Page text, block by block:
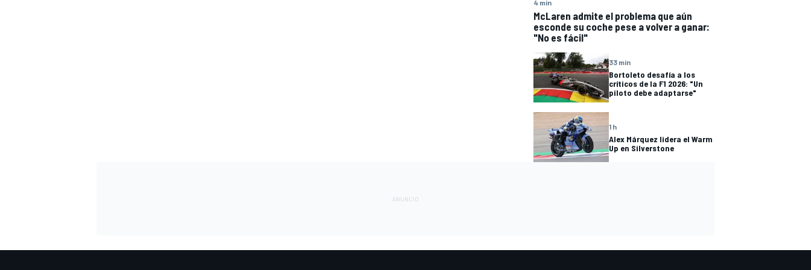
4 min
McLaren admite el problema que aún
esconde su coche pese a volver a ganar:
"No es fácil"
33 min
Bortoleto desafía a los
críticos de la F1 2026: "Un
piloto debe adaptarse"
1 h
Alex Márquez lidera el Warm
Up en Silverstone